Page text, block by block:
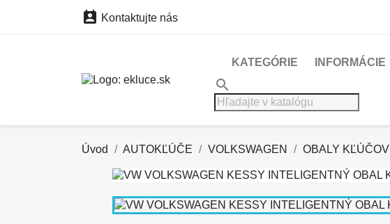
 Kontaktujte nás
KATEGÓRIE INFORMÁCIE
search
Úvod AUTOKĽÚČE VOLKSWAGEN OBALY KĽÚČOV